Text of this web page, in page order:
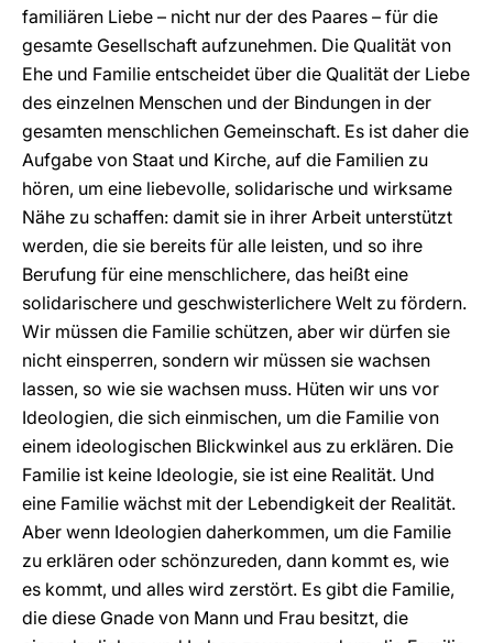
familiären Liebe – nicht nur der des Paares – für die
gesamte Gesellschaft aufzunehmen. Die Qualität von
Ehe und Familie entscheidet über die Qualität der Liebe
des einzelnen Menschen und der Bindungen in der
gesamten menschlichen Gemeinschaft. Es ist daher die
Aufgabe von Staat und Kirche, auf die Familien zu
hören, um eine liebevolle, solidarische und wirksame
Nähe zu schaffen: damit sie in ihrer Arbeit unterstützt
werden, die sie bereits für alle leisten, und so ihre
Berufung für eine menschlichere, das heißt eine
solidarischere und geschwisterlichere Welt zu fördern.
Wir müssen die Familie schützen, aber wir dürfen sie
nicht einsperren, sondern wir müssen sie wachsen
lassen, so wie sie wachsen muss. Hüten wir uns vor
Ideologien, die sich einmischen, um die Familie von
einem ideologischen Blickwinkel aus zu erklären. Die
Familie ist keine Ideologie, sie ist eine Realität. Und
eine Familie wächst mit der Lebendigkeit der Realität.
Aber wenn Ideologien daherkommen, um die Familie
zu erklären oder schönzureden, dann kommt es, wie
es kommt, und alles wird zerstört. Es gibt die Familie,
die diese Gnade von Mann und Frau besitzt, die